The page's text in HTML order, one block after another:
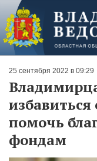
25 сентября 2022 в 09:29
помочь
фондам